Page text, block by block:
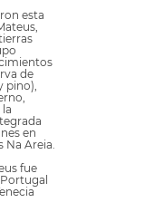
esta
de
pino),
en
Na Areia.
fue